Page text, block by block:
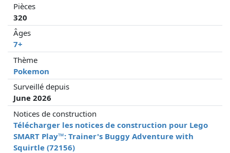
Pièces
320
Âges
7+
Thème
Pokemon
Surveillé depuis
June 2026
Notices de construction
Télécharger les notices de construction pour Lego
SMART Play™: Trainer's Buggy Adventure with
Squirtle (72156)